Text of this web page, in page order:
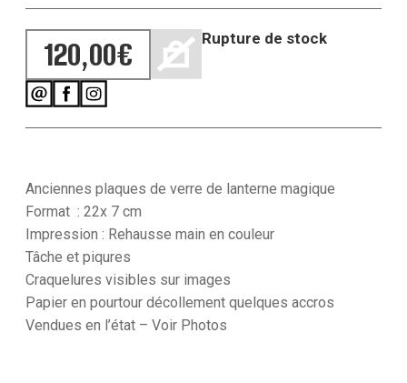
120,00€ Rupture de stock
Anciennes plaques de verre de lanterne magique
Format : 22x 7 cm
Impression : Rehausse main en couleur
Tâche et piqures
Craquelures visibles sur images
Papier en pourtour décollement quelques accros
Vendues en l’état – Voir Photos